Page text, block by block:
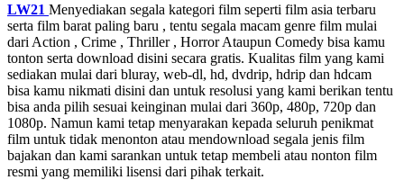
LW21 Menyediakan segala kategori film seperti film asia terbaru
serta film barat paling baru , tentu segala macam genre film mulai
dari Action , Crime , Thriller , Horror Ataupun Comedy bisa kamu
tonton serta download disini secara gratis. Kualitas film yang kami
sediakan mulai dari bluray, web-dl, hd, dvdrip, hdrip dan hdcam
bisa kamu nikmati disini dan untuk resolusi yang kami berikan tentu
bisa anda pilih sesuai keinginan mulai dari 360p, 480p, 720p dan
1080p. Namun kami tetap menyarakan kepada seluruh penikmat
film untuk tidak menonton atau mendownload segala jenis film
bajakan dan kami sarankan untuk tetap membeli atau nonton film
resmi yang memiliki lisensi dari pihak terkait.